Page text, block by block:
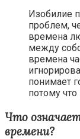
Изобилие
проблем,
времена
между
времена
понимает
потому
Что
времени?